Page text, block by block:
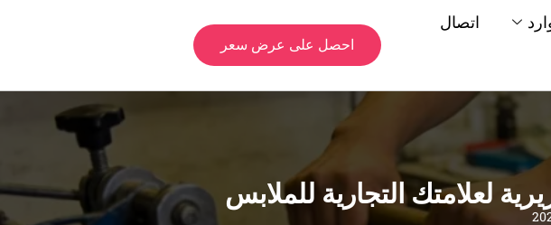
اتصال
احصل على عرض سعر
لعلامتك التجارية للملابس